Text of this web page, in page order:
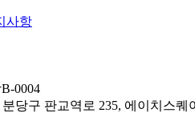
사항
0004
당구 판교역로 235, 에이치스퀘